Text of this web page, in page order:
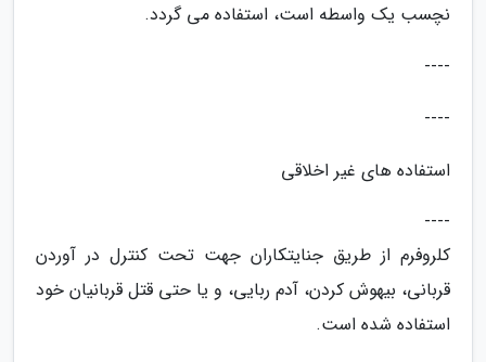
نچسب یک واسطه است، استفاده می گردد.
----
----
استفاده های غیر اخلاقی
----
کلروفرم از طریق جنایتکاران جهت تحت کنترل در آوردن
قربانی، بیهوش کردن، آدم ربایی، و یا حتی قتل قربانیان خود
استفاده شده است.